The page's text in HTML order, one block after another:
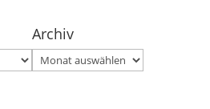
Archiv
Archiv